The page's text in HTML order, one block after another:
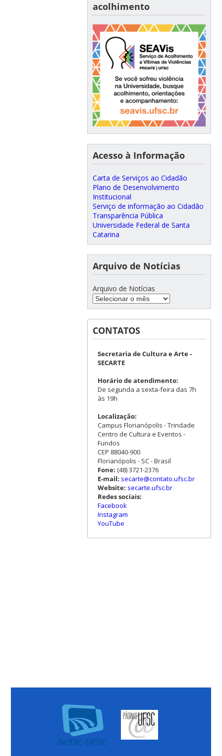
acolhimento
Acesso à Informação
Carta de Serviços ao Cidadão
Plano de Desenvolvimento
Institucional
Serviço de informação ao Cidadão
Transparência Pública
Universidade Federal de Santa
Catarina
Arquivo de Notícias
Arquivo de Notícias
CONTATOS
Secretaria de Cultura e Arte -
SECARTE
Horário de atendimento:
De segunda a sexta-feira das 7h
às 19h
Localização:
Campus Florianópolis - Trindade
Centro de Cultura e Eventos -
Fundos
CEP 88040-900
Florianópolis - SC - Brasil
Fone: (48) 3721-2376
E-mail: secarte@contato.ufsc.br
Website: secarte.ufsc.br
Redes sociais:
Facebook
Instagram
YouTube